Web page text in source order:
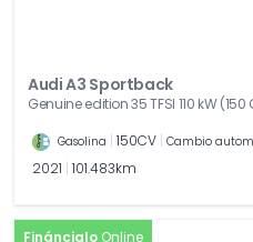
Audi A3 Sportback
Genuine edition 35 TFSI 110 kW (150
Gasolina 150CV Cambio
2021 101.483km
Fináncialo Online